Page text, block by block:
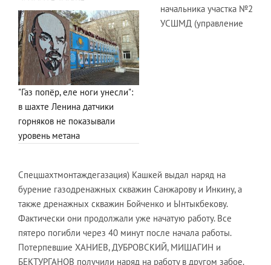
"Газ попёр, еле ноги унесли":
в шахте Ленина датчики
горняков не показывали
уровень метана
начальника участка №2
УСШМД (управление
Спецшахтмонтаждегазация) Кашкей выдал наряд на
бурение газодренажных скважин Санжарову и Инкину, а
также дренажных скважин Бойченко и Ынтыкбекову.
Фактически они продолжали уже начатую работу. Все
пятеро погибли через 40 минут после начала работы.
Потерпевшие ХАНИЕВ, ДУБРОВСКИЙ, МИШАГИН и
БЕКТУРГАНОВ получили наряд на работу в другом забое.